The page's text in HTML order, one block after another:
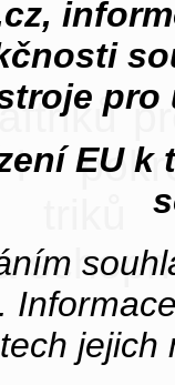
pro
EU k
jejich
i
triků